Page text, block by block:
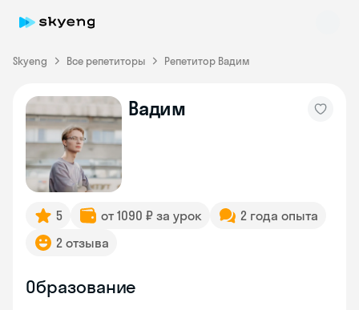
Skyeng Все репетиторы Репетитор Вадим
Вадим
5 от 1090 ₽ за урок
2 года опыта
2 отзыва
Образование
Skyeng Chat
online